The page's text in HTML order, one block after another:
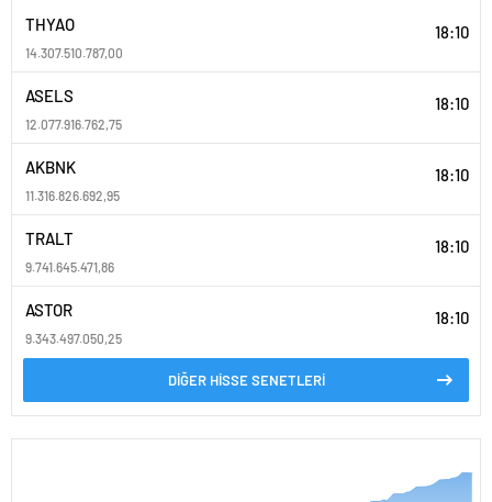
THYAO
14.307.510.787,00
18:10
ASELS
12.077.916.762,75
18:10
AKBNK
11.316.826.692,95
18:10
TRALT
9.741.645.471,86
18:10
ASTOR
9.343.497.050,25
18:10
DİĞER HİSSE SENETLERİ